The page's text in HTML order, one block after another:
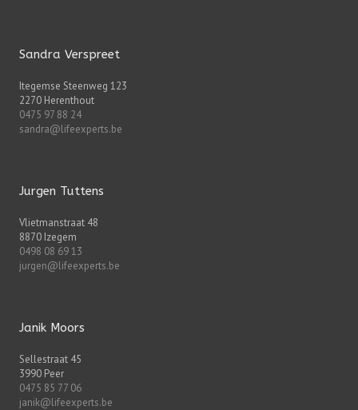
Sandra Verspreet
Itegemse Steenweg 123
2270 Herenthout
0475 97 88 24
sandra@lifeexperts.be
Jurgen Tuttens
Vlietmanstraat 48
8870 Izegem
0498 08 69 13
jurgen@lifeexperts.be
Janik Moors
Sellestraat 45
3990 Peer
0475 85 77 06
janik@lifeexperts.be